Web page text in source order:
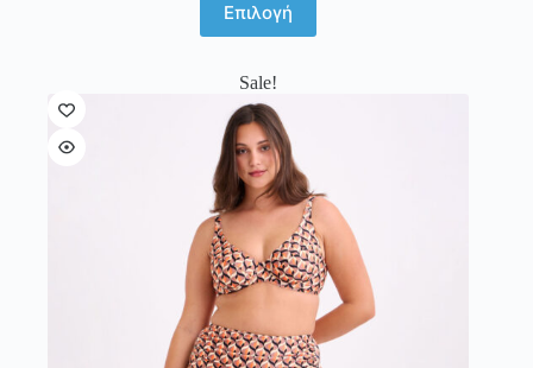
Επιλογή
το
προϊόν
πολλαπλές
παραλλαγές.
Οι
επιλογές
μπορούν
να
επιλεγούν
στη
σελίδα
του
προϊόντος
Sale!